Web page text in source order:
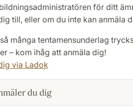
för ditt
till, eller om du inte kan anmäla
många tentamensunderlag
– kom ihåg att anmäla dig!
via Ladok
du dig